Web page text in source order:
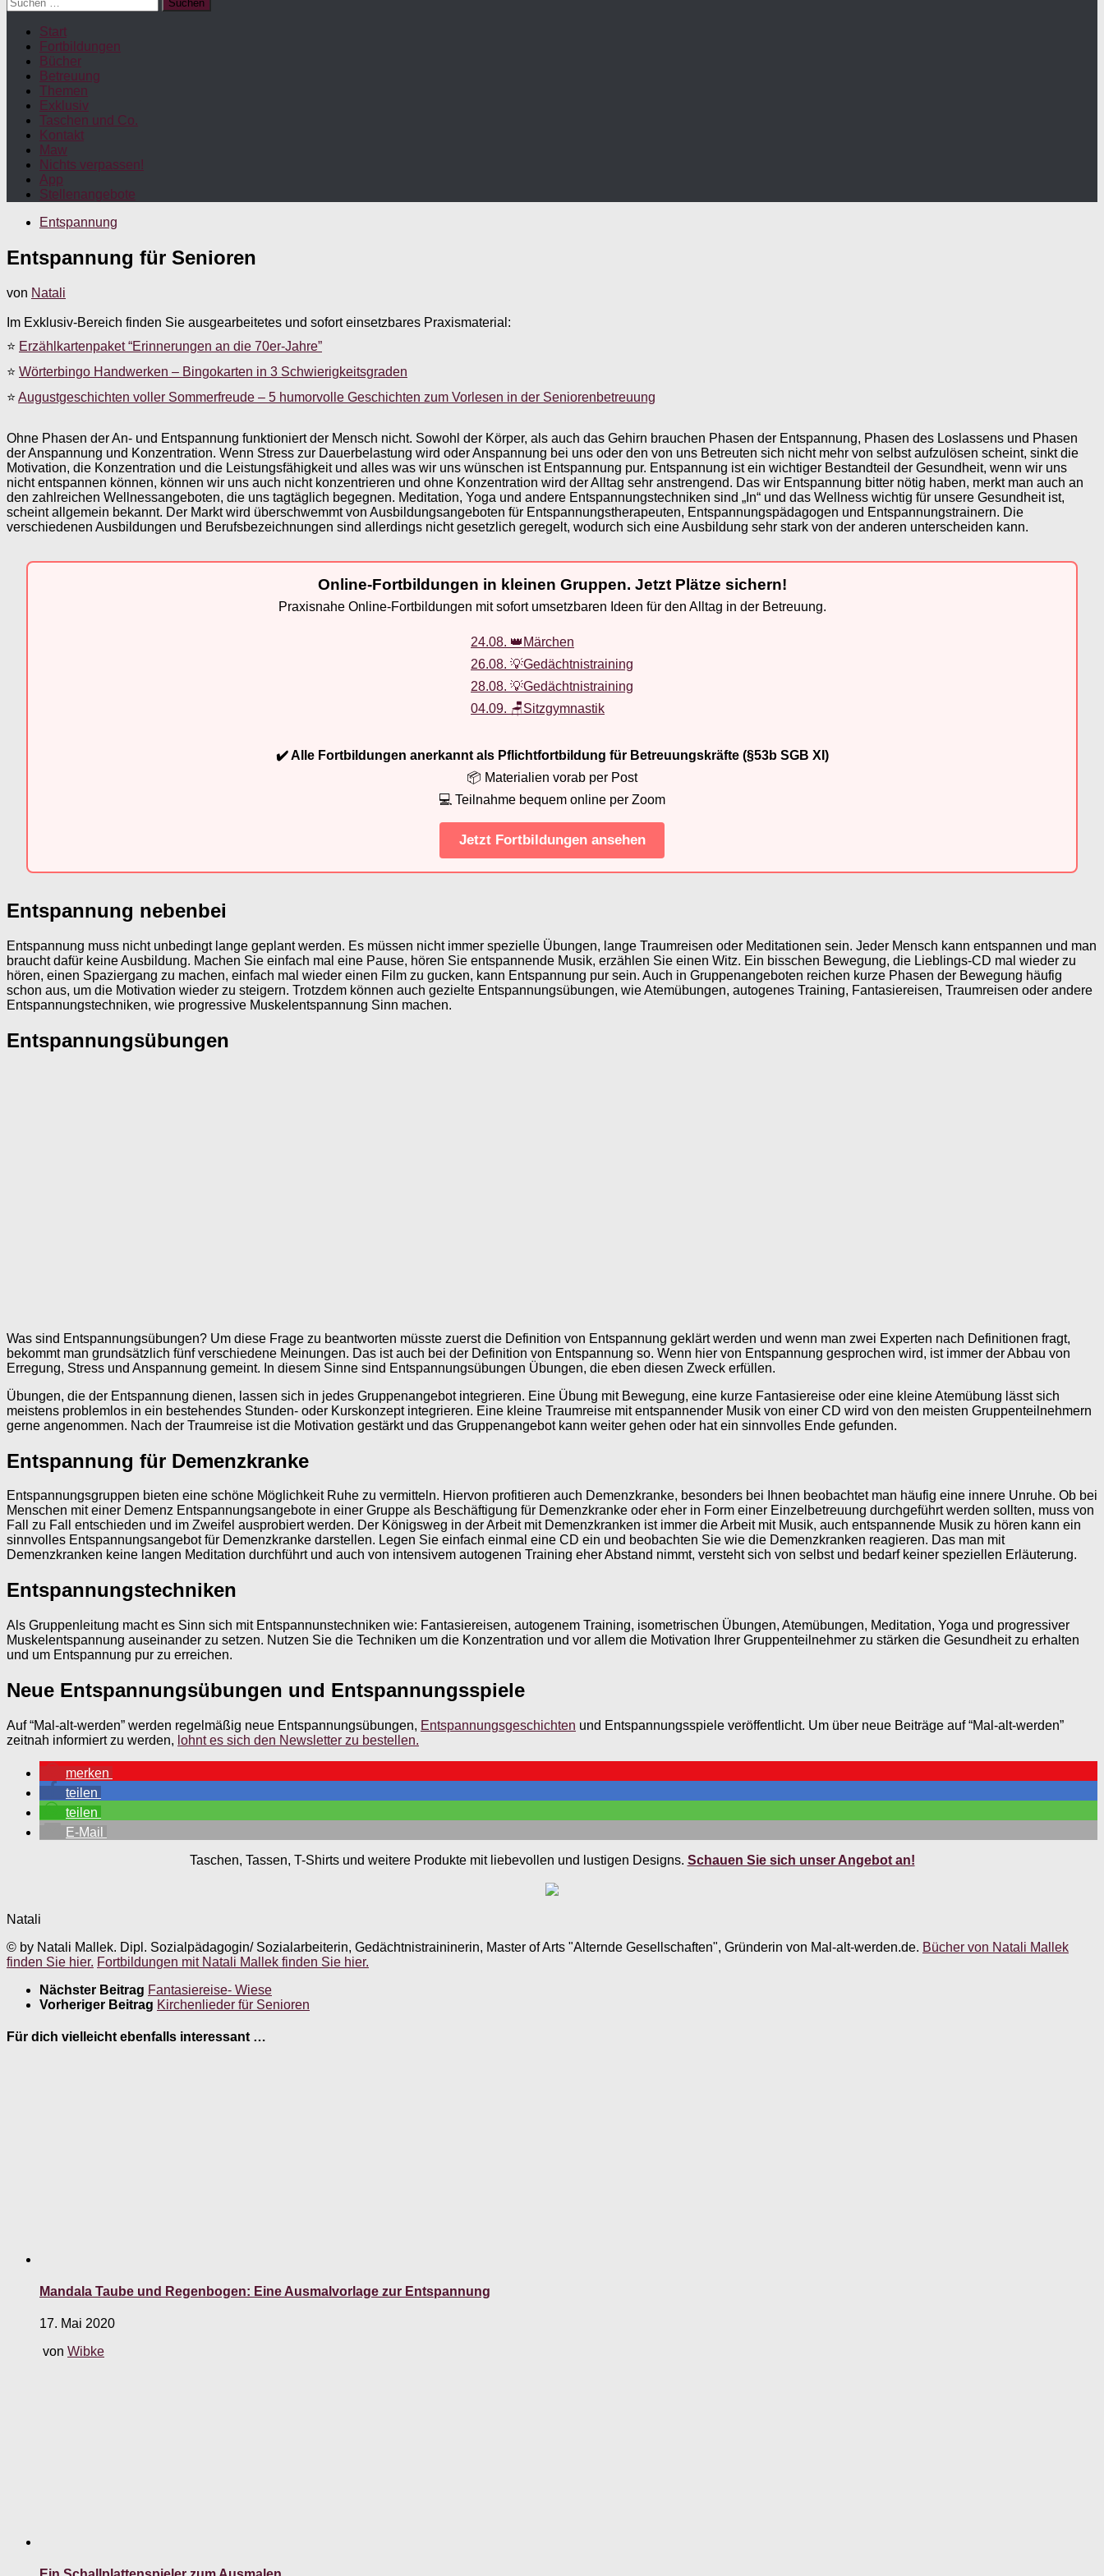
nach:
Start
Fortbildungen
Bücher
Betreuung
Themen
Exklusiv
Taschen und Co.
Kontakt
Maw
Nichts verpassen!
App
Stellenangebote
Entspannung
Entspannung für Senioren
von Natali
Im Exklusiv-Bereich finden Sie ausgearbeitetes und sofort einsetzbares Praxismaterial:
⭐ Erzählkartenpaket “Erinnerungen an die 70er-Jahre”
⭐ Wörterbingo Handwerken – Bingokarten in 3 Schwierigkeitsgraden
⭐ Augustgeschichten voller Sommerfreude – 5 humorvolle Geschichten zum Vorlesen in der Seniorenbetreuung
Ohne Phasen der An- und Entspannung funktioniert der Mensch nicht. Sowohl der Körper, als auch das Gehirn brauchen Phasen der Entspannung, Phasen des Loslassens und Phasen
der Anspannung und Konzentration. Wenn Stress zur Dauerbelastung wird oder Anspannung bei uns oder den von uns Betreuten sich nicht mehr von selbst aufzulösen scheint, sinkt die
Motivation, die Konzentration und die Leistungsfähigkeit und alles was wir uns wünschen ist Entspannung pur. Entspannung ist ein wichtiger Bestandteil der Gesundheit, wenn wir uns
nicht entspannen können, können wir uns auch nicht konzentrieren und ohne Konzentration wird der Alltag sehr anstrengend. Das wir Entspannung bitter nötig haben, merkt man auch an
den zahlreichen Wellnessangeboten, die uns tagtäglich begegnen. Meditation, Yoga und andere Entspannungstechniken sind „In“ und das Wellness wichtig für unsere Gesundheit ist,
scheint allgemein bekannt. Der Markt wird überschwemmt von Ausbildungsangeboten für Entspannungstherapeuten, Entspannungspädagogen und Entspannungstrainern. Die
verschiedenen Ausbildungen und Berufsbezeichnungen sind allerdings nicht gesetzlich geregelt, wodurch sich eine Ausbildung sehr stark von der anderen unterscheiden kann.
Online-Fortbildungen in kleinen Gruppen. Jetzt Plätze sichern!
Praxisnahe Online-Fortbildungen mit sofort umsetzbaren Ideen für den Alltag in der Betreuung.
24.08. 👑Märchen
26.08. 💡Gedächtnistraining
28.08. 💡Gedächtnistraining
04.09. 🪑Sitzgymnastik
✔️ Alle Fortbildungen anerkannt als Pflichtfortbildung für Betreuungskräfte (§53b SGB XI)
📦 Materialien vorab per Post
💻 Teilnahme bequem online per Zoom
Jetzt Fortbildungen ansehen
Entspannung nebenbei
Entspannung muss nicht unbedingt lange geplant werden. Es müssen nicht immer spezielle Übungen, lange Traumreisen oder Meditationen sein. Jeder Mensch kann entspannen und man
braucht dafür keine Ausbildung. Machen Sie einfach mal eine Pause, hören Sie entspannende Musik, erzählen Sie einen Witz. Ein bisschen Bewegung, die Lieblings-CD mal wieder zu
hören, einen Spaziergang zu machen, einfach mal wieder einen Film zu gucken, kann Entspannung pur sein. Auch in Gruppenangeboten reichen kurze Phasen der Bewegung häufig
schon aus, um die Motivation wieder zu steigern. Trotzdem können auch gezielte Entspannungsübungen, wie Atemübungen, autogenes Training, Fantasiereisen, Traumreisen oder andere
Entspannungstechniken, wie progressive Muskelentspannung Sinn machen.
Entspannungsübungen
Was sind Entspannungsübungen? Um diese Frage zu beantworten müsste zuerst die Definition von Entspannung geklärt werden und wenn man zwei Experten nach Definitionen fragt,
bekommt man grundsätzlich fünf verschiedene Meinungen. Das ist auch bei der Definition von Entspannung so. Wenn hier von Entspannung gesprochen wird, ist immer der Abbau von
Erregung, Stress und Anspannung gemeint. In diesem Sinne sind Entspannungsübungen Übungen, die eben diesen Zweck erfüllen.
Übungen, die der Entspannung dienen, lassen sich in jedes Gruppenangebot integrieren. Eine Übung mit Bewegung, eine kurze Fantasiereise oder eine kleine Atemübung lässt sich
meistens problemlos in ein bestehendes Stunden- oder Kurskonzept integrieren. Eine kleine Traumreise mit entspannender Musik von einer CD wird von den meisten Gruppenteilnehmern
gerne angenommen. Nach der Traumreise ist die Motivation gestärkt und das Gruppenangebot kann weiter gehen oder hat ein sinnvolles Ende gefunden.
Entspannung für Demenzkranke
Entspannungsgruppen bieten eine schöne Möglichkeit Ruhe zu vermitteln. Hiervon profitieren auch Demenzkranke, besonders bei Ihnen beobachtet man häufig eine innere Unruhe. Ob bei
Menschen mit einer Demenz Entspannungsangebote in einer Gruppe als Beschäftigung für Demenzkranke oder eher in Form einer Einzelbetreuung durchgeführt werden sollten, muss von
Fall zu Fall entschieden und im Zweifel ausprobiert werden. Der Königsweg in der Arbeit mit Demenzkranken ist immer die Arbeit mit Musik, auch entspannende Musik zu hören kann ein
sinnvolles Entspannungsangebot für Demenzkranke darstellen. Legen Sie einfach einmal eine CD ein und beobachten Sie wie die Demenzkranken reagieren. Das man mit
Demenzkranken keine langen Meditation durchführt und auch von intensivem autogenen Training eher Abstand nimmt, versteht sich von selbst und bedarf keiner speziellen Erläuterung.
Entspannungstechniken
Als Gruppenleitung macht es Sinn sich mit Entspannunstechniken wie: Fantasiereisen, autogenem Training, isometrischen Übungen, Atemübungen, Meditation, Yoga und progressiver
Muskelentspannung auseinander zu setzen. Nutzen Sie die Techniken um die Konzentration und vor allem die Motivation Ihrer Gruppenteilnehmer zu stärken die Gesundheit zu erhalten
und um Entspannung pur zu erreichen.
Neue Entspannungsübungen und Entspannungsspiele
Auf “Mal-alt-werden” werden regelmäßig neue Entspannungsübungen, Entspannungsgeschichten und Entspannungsspiele veröffentlicht. Um über neue Beiträge auf “Mal-alt-werden”
zeitnah informiert zu werden, lohnt es sich den Newsletter zu bestellen.
merken
teilen
teilen
E-Mail
Taschen, Tassen, T-Shirts und weitere Produkte mit liebevollen und lustigen Designs. Schauen Sie sich unser Angebot an!
Natali
© by Natali Mallek. Dipl. Sozialpädagogin/ Sozialarbeiterin, Gedächtnistraininerin, Master of Arts "Alternde Gesellschaften", Gründerin von Mal-alt-werden.de. Bücher von Natali Mallek
finden Sie hier. Fortbildungen mit Natali Mallek finden Sie hier.
Nächster Beitrag Fantasiereise- Wiese
Vorheriger Beitrag Kirchenlieder für Senioren
Für dich vielleicht ebenfalls interessant …
Mandala Taube und Regenbogen: Eine Ausmalvorlage zur Entspannung
17. Mai 2020
von Wibke